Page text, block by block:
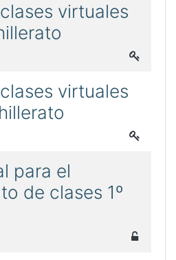
virtuales
virtuales
para el
de clases 1º